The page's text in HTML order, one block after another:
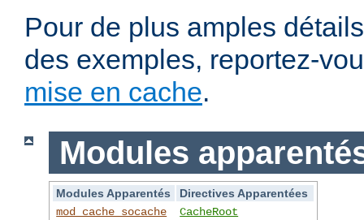
Pour de plus amples
des exemples, reportez-
mise en cache.
Modules
Modules Apparentés
Directives Apparentées
mod_cache_socache
CacheRoot